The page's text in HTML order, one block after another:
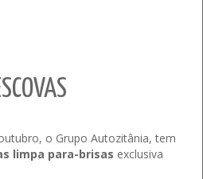
o Grupo Autozitânia, tem
limpa para-brisas exclusiva